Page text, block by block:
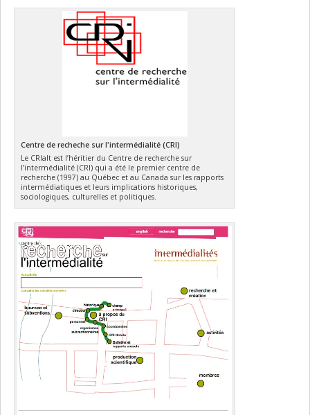
Centre de recheche sur l'intermédialité (CRI)
Le CRIalt est l’héritier du Centre de recherche sur
l’intermédialité (CRI) qui a été le premier centre de
recherche (1997) au Québec et au Canada sur les rapports
intermédiatiques et leurs implications historiques,
sociologiques, culturelles et politiques.